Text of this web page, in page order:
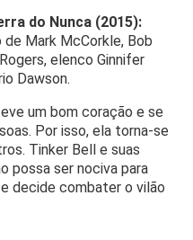
do Nunca (2015):
Mark McCorkle, Bob
elenco Ginnifer
Dawson.
um bom coração e se
Por isso, ela torna-se
Tinker Bell e suas
possa ser nociva para
decide combater o vilão